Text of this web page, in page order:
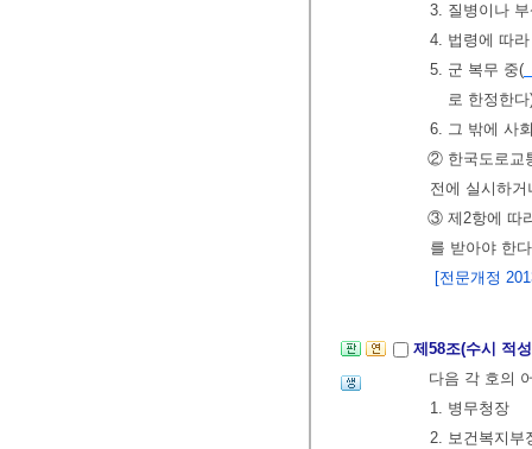
3. 질병이나
4. 법령에 따
5. 군 복무 중(
로 한정한
6. 그 밖에 사
② 한국도로교
전에 실시하
③ 제2항에 따
를 받아야 한
[전문개정
제58조(수시 적
다음 각 호의
1. 병무청장
2. 보건복지부